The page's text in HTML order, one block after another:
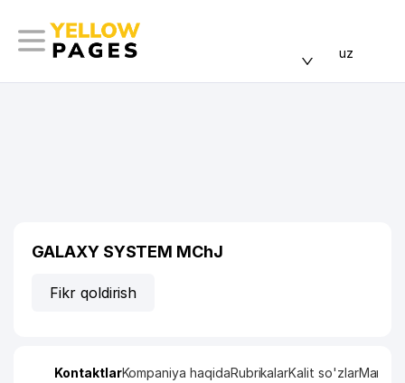
uz
GALAXY SYSTEM MChJ
Fikr qoldirish
KontaktlarKompaniya haqidaRubrikalarKalit so'zlarManzil